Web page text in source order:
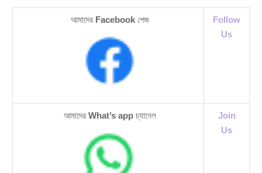
আমাদের Facebook পেজ
Follow
Us
আমাদের What’s app চ্যানেল
Join
Us